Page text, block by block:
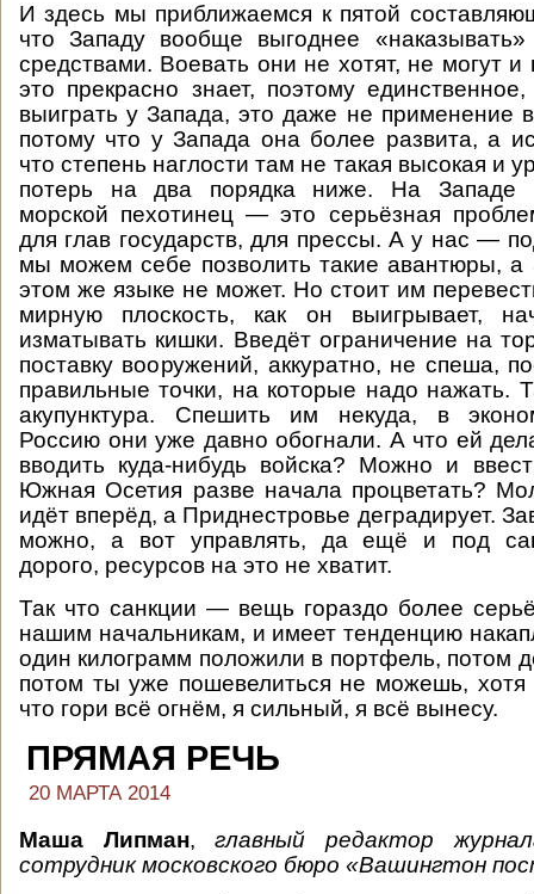
И здесь мы приближаемся к пятой
что Западу вообще выгоднее
средствами. Воевать они не хотят, не могут и
это прекрасно знает, поэтому
выиграть у Запада, это даже не применение
потому что у Запада она более развита, а
что степень наглости там не такая высокая и
потерь на два порядка ниже. На Западе
морской пехотинец — это серьёзная
для глав государств, для прессы. А у нас —
мы можем себе позволить такие авантюры, а
этом же языке не может. Но стоит им
мирную плоскость, как он выигрывает,
изматывать кишки. Введёт ограничение на
поставку вооружений, аккуратно, не спеша,
правильные точки, на которые надо нажать.
акупунктура. Спешить им некуда, в
Россию они уже давно обогнали. А что ей
вводить куда-нибудь войска? Можно и
Южная Осетия разве начала процветать?
идёт вперёд, а Приднестровье деградирует.
можно, а вот управлять, да ещё и под
дорого, ресурсов на это не хватит.
Так что санкции — вещь гораздо более
нашим начальникам, и имеет тенденцию
один килограмм положили в портфель, потом
потом ты уже пошевелиться не можешь, хотя
что гори всё огнём, я сильный, я всё вынесу.
ПРЯМАЯ РЕЧЬ
20 МАРТА 2014
Маша Липман,главный редактор
сотрудник московского бюро «Вашингтон